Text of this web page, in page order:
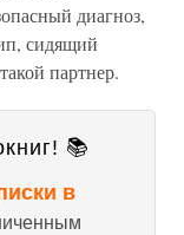
диагноз,
сидящий
партнер.
📚
в